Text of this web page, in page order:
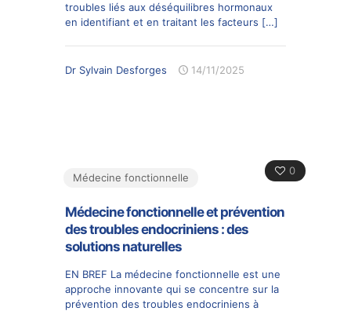
troubles liés aux déséquilibres hormonaux
en identifiant et en traitant les facteurs […]
Dr Sylvain Desforges 14/11/2025
0
Médecine fonctionnelle
Médecine fonctionnelle et prévention
des troubles endocriniens : des
solutions naturelles
EN BREF La médecine fonctionnelle est une
approche innovante qui se concentre sur la
prévention des troubles endocriniens à